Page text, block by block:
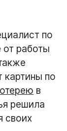
по
работы
картины по
в
решила
своих